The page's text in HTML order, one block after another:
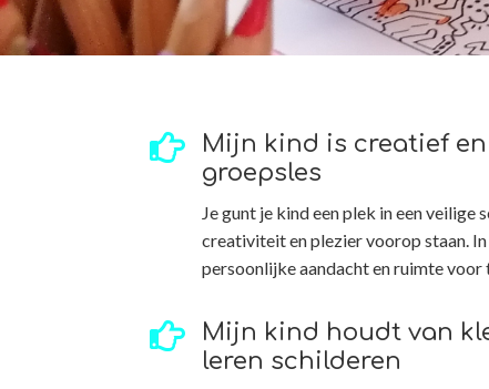

Mijn kind is creatief
groepsles
Je gunt je kind een plek in een
creativiteit en plezier voorop staan.
persoonlijke aandacht en ruimte

Mijn kind houdt van
leren schilderen